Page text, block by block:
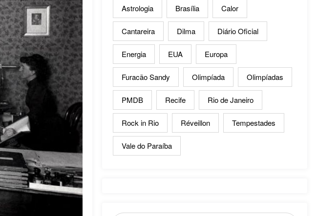
Astrologia Brasília Calor
Cantareira Dilma Diário Oficial
Energia EUA Europa
Furacão Sandy Olimpíada Olimpíadas
PMDB Recife Rio de Janeiro
Rock in Rio Réveillon Tempestades
Vale do Paraíba